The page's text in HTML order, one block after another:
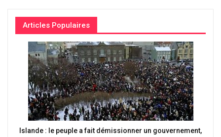
Articles Populaires
Islande : le peuple a fait démissionner un gouvernement,